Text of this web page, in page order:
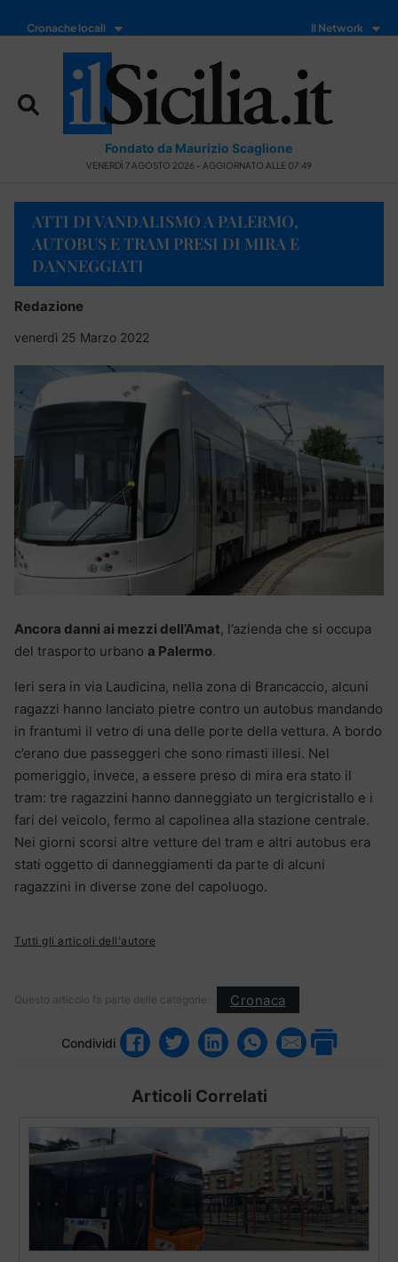
Cronache locali Il Network
Fondato da Maurizio Scaglione
VENERDÌ 7 AGOSTO 2026 - AGGIORNATO ALLE 07:49
ATTI DI VANDALISMO A PALERMO,
AUTOBUS E TRAM PRESI DI MIRA E
DANNEGGIATI
Redazione
venerdì 25 Marzo 2022
Ancora danni ai mezzi dell’Amat, l’azienda che si occupa
del trasporto urbano a Palermo.
Ieri sera in via Laudicina, nella zona di Brancaccio, alcuni
ragazzi hanno lanciato pietre contro un autobus mandando
in frantumi il vetro di una delle porte della vettura. A bordo
c’erano due passeggeri che sono rimasti illesi. Nel
pomeriggio, invece, a essere preso di mira era stato il
tram: tre ragazzini hanno danneggiato un tergicristallo e i
fari del veicolo, fermo al capolinea alla stazione centrale.
Nei giorni scorsi altre vetture del tram e altri autobus era
stati oggetto di danneggiamenti da parte di alcuni
ragazzini in diverse zone del capoluogo.
Tutti gli articoli dell'autore
Questo articolo fa parte delle categorie: Cronaca
Condividi
Articoli Correlati